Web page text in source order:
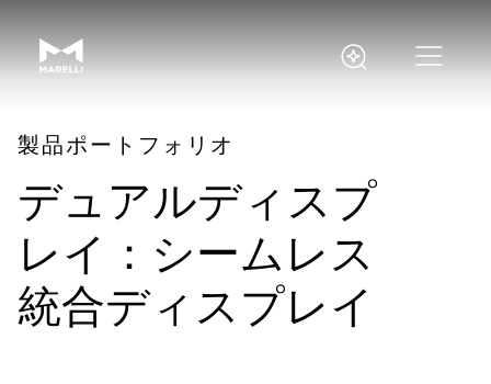
製品ポートフォリオ
デュアルディスプ
レイ：シームレス
統合ディスプレイ